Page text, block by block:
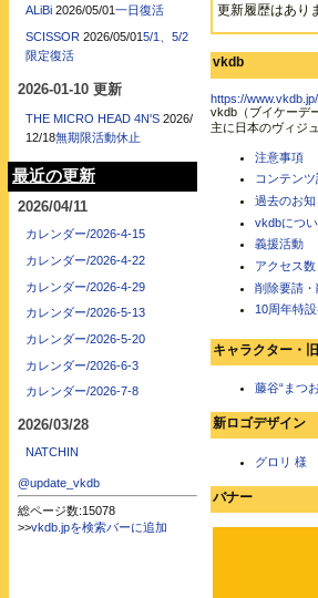
更新履歴はあり
vkdb
https://www.vkdb.jp/
vkdb（ブイケーデ
主に日本のヴィジ
注意事項
コンテンツ
過去のお知
vkdbにつ
義援活動
アクセス数
削除要請
10周年特
キャラクター・
藤谷“まつ
新ロゴデザイン
グロリ 様
バナー
ALiBi 2026/05/01一日復活
SCISSOR 2026/05/015/1、5/2
限定復活
2026-01-10 更新
THE MICRO HEAD 4N'S 2026/
12/18無期限活動休止
最近の更新
2026/04/11
カレンダー/2026-4-15
カレンダー/2026-4-22
カレンダー/2026-4-29
カレンダー/2026-5-13
カレンダー/2026-5-20
カレンダー/2026-6-3
カレンダー/2026-7-8
2026/03/28
NATCHIN
@update_vkdb
総ページ数:15078
>>vkdb.jpを検索バーに追加